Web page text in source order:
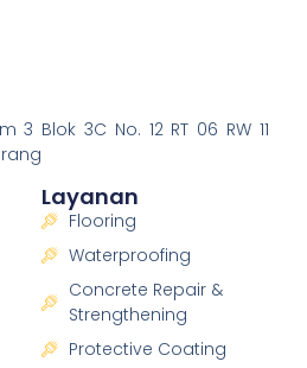
3 Blok 3C No. 12 RT 06 RW 11
Layanan
Flooring
Waterproofing
Concrete Repair &
Strengthening
Protective Coating